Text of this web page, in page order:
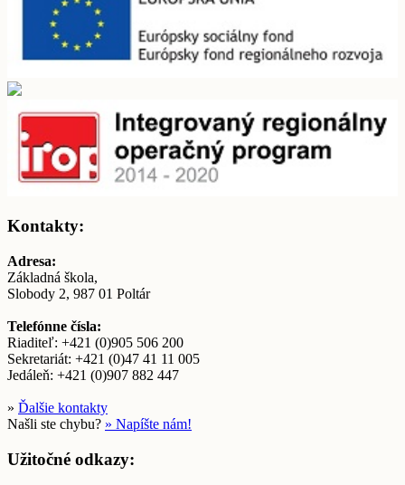
Kontakty:
Adresa:
Základná škola,
Slobody 2, 987 01 Poltár
Telefónne čísla:
Riaditeľ: +421 (0)905 506 200
Sekretariát: +421 (0)47 41 11 005
Jedáleň: +421 (0)907 882 447
» Ďalšie kontakty
Našli ste chybu? » Napíšte nám!
Užitočné odkazy: